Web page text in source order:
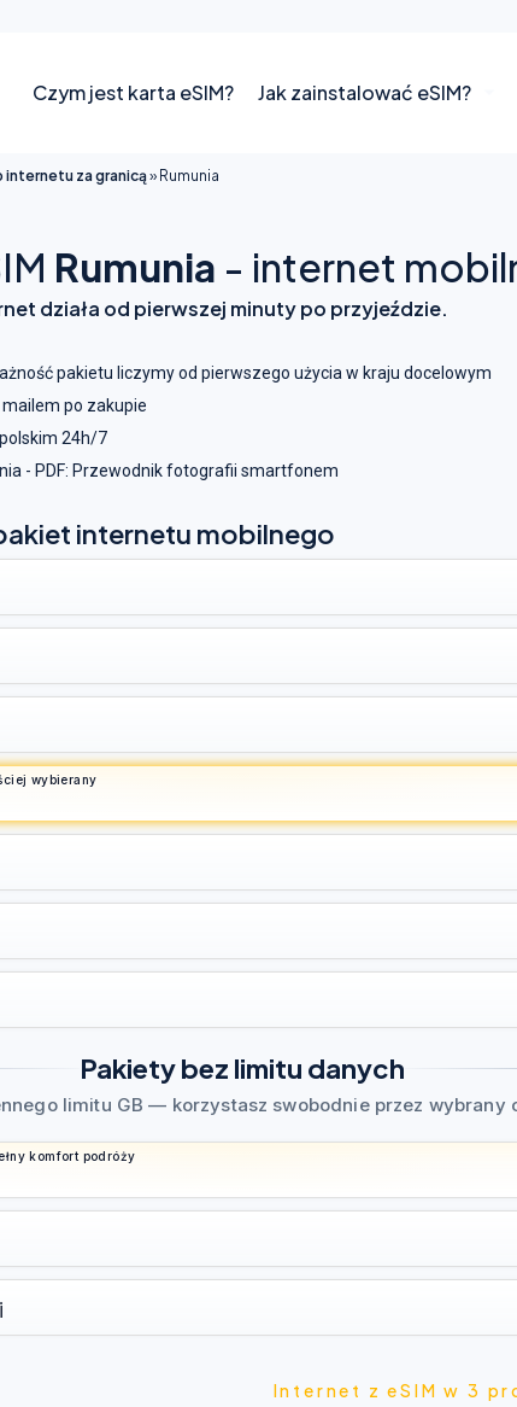
Czym jest karta eSIM? Jak zainstalować eSIM?
internetu za granicą» Rumunia
Rumunia - internet
działa od pierwszej minuty po przyjeździe.
pakietu liczymy od pierwszego użycia w kraju docelowym
po zakupie
24h/7
- PDF: Przewodnik fotografii smartfonem
internetu mobilnego
wybierany
Pakiety bez limitu danych
limitu GB — korzystasz swobodnie przez wybrany
komfort podróży
Internet z eSIM w 3